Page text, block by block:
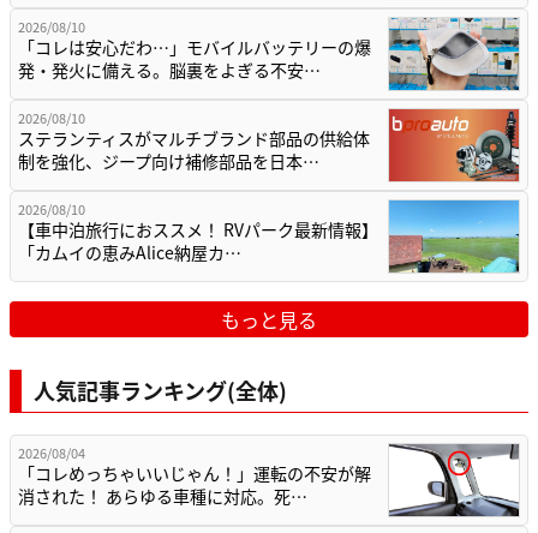
2026/08/10
「コレは安心だわ…」モバイルバッテリーの爆
発・発火に備える。脳裏をよぎる不安…
2026/08/10
ステランティスがマルチブランド部品の供給体
制を強化、ジープ向け補修部品を日本…
2026/08/10
【車中泊旅行におススメ！ RVパーク最新情報】
「カムイの恵みAlice納屋カ…
もっと見る
人気記事ランキング(全体)
2026/08/04
「コレめっちゃいいじゃん！」運転の不安が解
消された！ あらゆる車種に対応。死…